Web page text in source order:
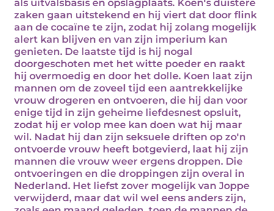
als uitvalsbasis en opslagplaats. Koen's duistere
zaken gaan uitstekend en hij viert dat door flink
aan de cocaïne te zijn, zodat hij zolang mogelijk
alert kan blijven en van zijn imperium kan
genieten. De laatste tijd is hij nogal
doorgeschoten met het witte poeder en raakt
hij overmoedig en door het dolle. Koen laat zijn
mannen om de zoveel tijd een aantrekkelijke
vrouw drogeren en ontvoeren, die hij dan voor
enige tijd in zijn geheime liefdesnest opsluit,
zodat hij er volop mee kan doen wat hij maar
wil. Nadat hij dan zijn seksuele driften op zo'n
ontvoerde vrouw heeft botgevierd, laat hij zijn
mannen die vrouw weer ergens droppen. Die
ontvoeringen en die droppingen zijn overal in
Nederland. Het liefst zover mogelijk van Joppe
verwijderd, maar dat wil wel eens anders zijn,